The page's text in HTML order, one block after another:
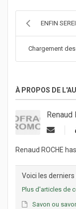
ENFIN
Chargement
À PROPOS DE
Renaud
Renaud ROCHE
Voici les
Plus d'articles de
Savon ou